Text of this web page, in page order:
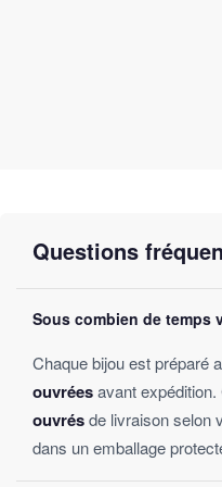
Questions
Sous combien de temps
Chaque bijou est préparé
ouvréesavant
ouvrésde livraison selon
dans un emballage